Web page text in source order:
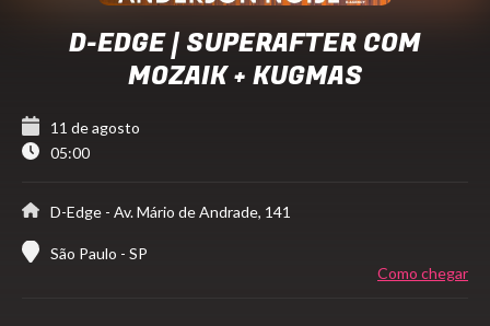
D-EDGE | SUPERAFTER COM
MOZAIK + KUGMAS
11 de agosto
05:00
D-Edge - Av. Mário de Andrade, 141
São Paulo - SP
Como chegar